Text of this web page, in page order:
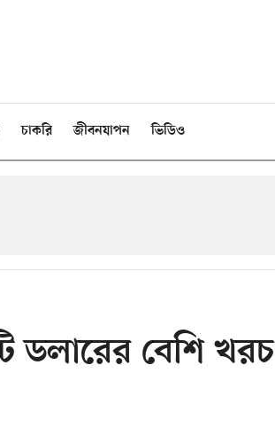
চাকরি জীবনযাপন ভিডিও
ডলারের বেশি খরচ